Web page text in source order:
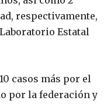
respectivamente,
Estatal
casos más por el
por la federación y